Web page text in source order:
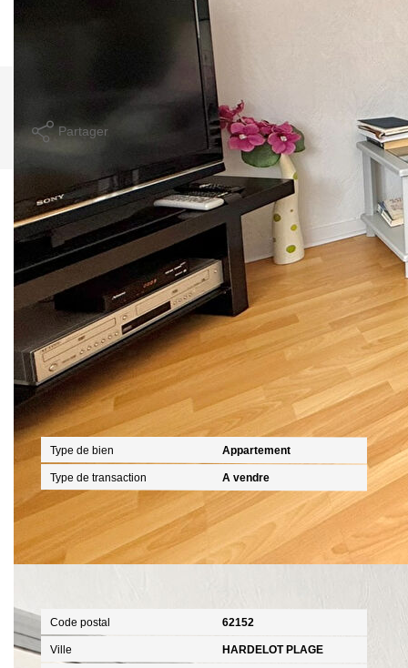
usage standard entre 910€ et 1240€. indexées aux années
2021,2022 et 2023 (abonnement compris).
Imprimer
Partager Calculer mon budget
Ce bien est soumis à un diagnostic ERP (État
des Risques et Pollutions). Pour en savoir plus,
rendez-vous sur
https://www.georisques.gouv.fr/
Caractéristiques détaillées
Général
Type de bien Appartement
Type de transaction A vendre
Code postal 62152
Ville HARDELOT PLAGE